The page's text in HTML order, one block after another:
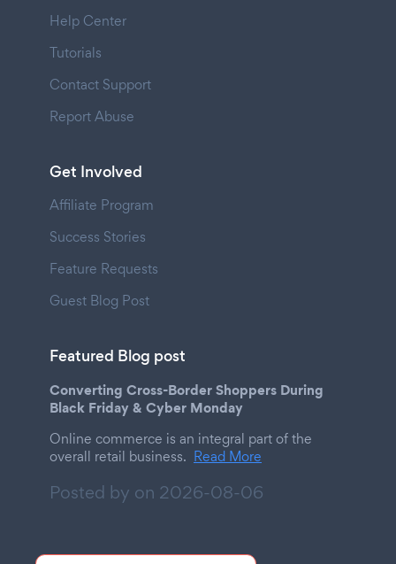
Help Center
Tutorials
Contact Support
Report Abuse
Get Involved
Affiliate Program
Success Stories
Feature Requests
Guest Blog Post
Featured Blog post
Converting Cross-Border Shoppers During
Black Friday & Cyber Monday
Online commerce is an integral part of the
overall retail business. Read More
Posted by on 2026-08-06